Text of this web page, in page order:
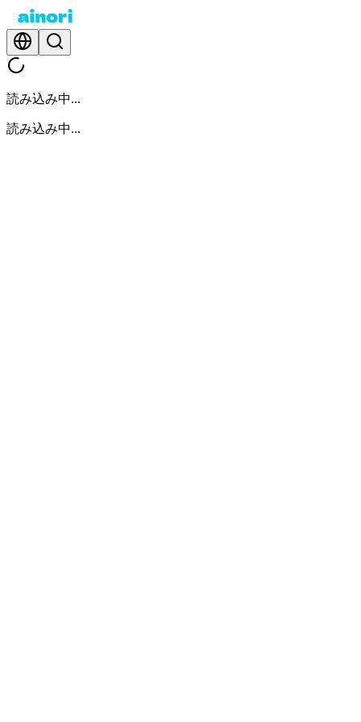
読み込み中...
読み込み中...